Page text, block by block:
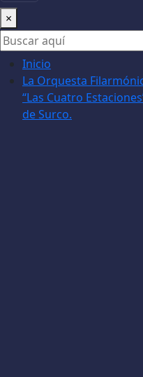
×
Inicio
La Orquesta
“Las Cuatro
de Surco.